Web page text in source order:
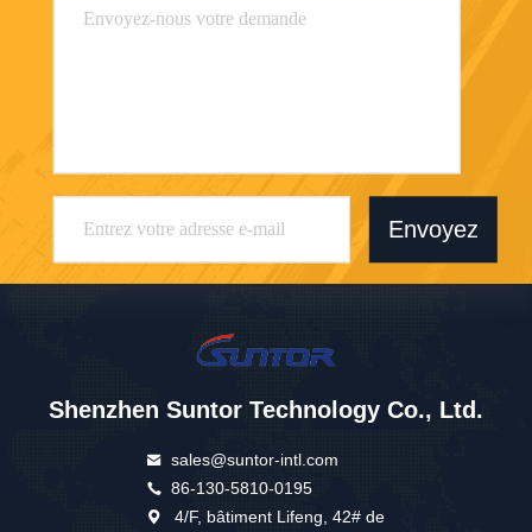
Envoyez
Shenzhen Suntor Technology Co., Ltd.
sales@suntor-intl.com
86-130-5810-0195
4/F, bâtiment Lifeng, 42# de